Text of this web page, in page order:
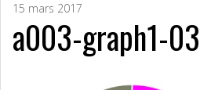
15 mars 2017
a003-graph1-